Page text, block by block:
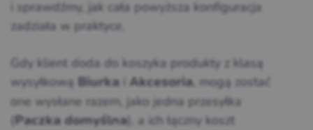
i sprawdźmy, jak cała powyższa konfiguracja
zadziała w praktyce.
Gdy klient doda do koszyka produkty z klasą
wysyłkową
Biurka Akcesoria, mogą zostać
one wysłane razem, jako jedna przesyłka
Paczka domyślna), a ich łączny koszt